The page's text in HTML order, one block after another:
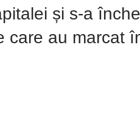
și s-a
care au marcat